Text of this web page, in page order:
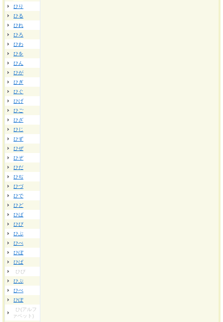
ひり
ひる
ひれ
ひろ
ひわ
ひを
ひん
ひが
ひぎ
ひぐ
ひげ
ひご
ひざ
ひじ
ひず
ひぜ
ひぞ
ひだ
ひぢ
ひづ
ひで
ひど
ひば
ひび
ひぶ
ひべ
ひぼ
ひぱ
ひぴ
ひぷ
ひぺ
ひぽ
ひ(アルフ
ァベット)